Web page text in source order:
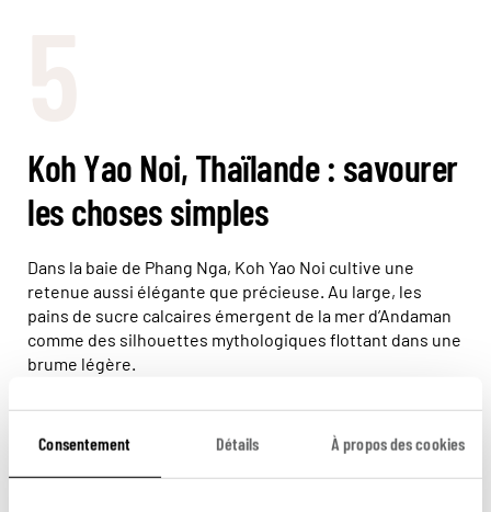
Consentement Détails À propos des cookies
Koh Yao Noi, Thaïlande : savourer
les choses simples
Dans la baie de Phang Nga, Koh Yao Noi cultive une
retenue aussi élégante que précieuse. Au large, les
pains de sucre calcaires émergent de la mer d’Andaman
comme des silhouettes mythologiques flottant dans une
brume légère.
longent des buffles placides et des maisons de bois
ouvertes sur la mer. À l’aube, les moines recueillent les